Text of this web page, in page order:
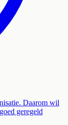
Daarom wil
geregeld